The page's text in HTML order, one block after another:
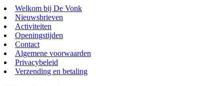
Welkom bij De Vonk
Nieuwsbrieven
Activiteiten
Openingstijden
Contact
Algemene voorwaarden
Privacybeleid
Verzending en betaling